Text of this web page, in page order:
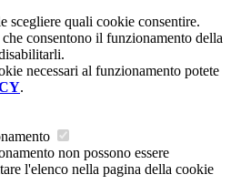
scegliere quali cookie consentire.
consentono il funzionamento della
necessari al funzionamento potete
.
non possono essere
l'elenco nella pagina della cookie